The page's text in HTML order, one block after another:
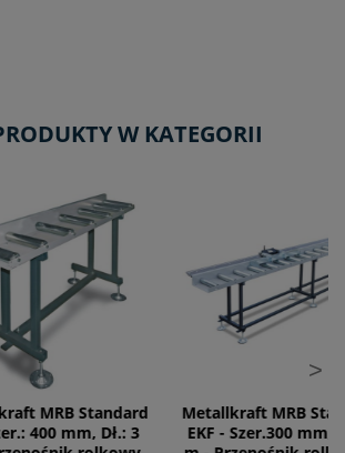
W KATEGORII
Standard
Dł.: 3
Metallkraft MRB Standard
EKF - Szer.300 mm, Dł.: 3
>